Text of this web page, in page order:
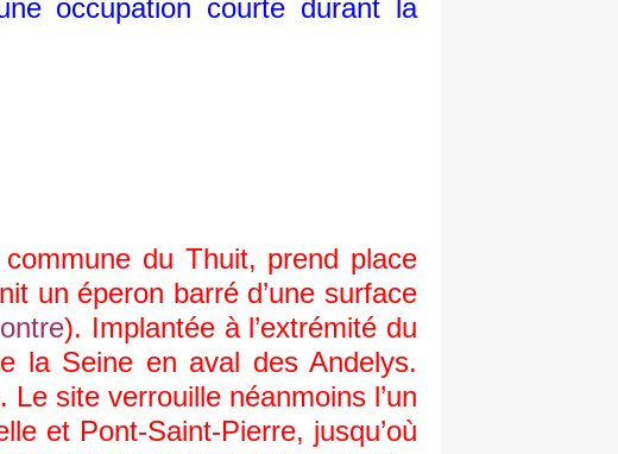
occupation courte durant la
du Thuit, prend place
un éperon barré d’une surface
). Implantée à l’extrémité du
la Seine en aval des Andelys.
site verrouille néanmoins l’un
et Pont-Saint-Pierre, jusqu’où